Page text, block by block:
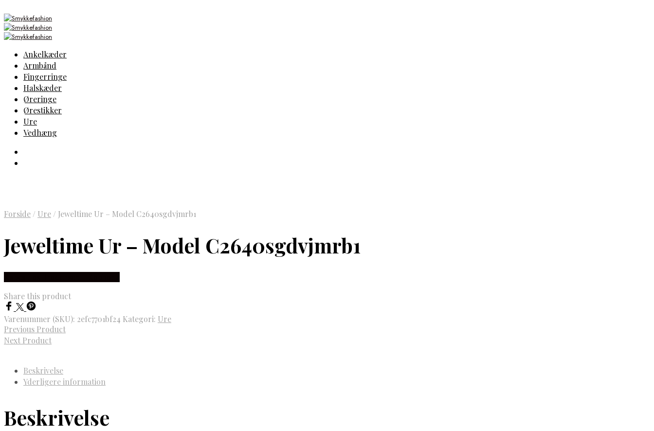
Ankelkæder
Armbånd
Fingerringe
Halskæder
Øreringe
Ørestikker
Ure
Vedhæng
Forside / Ure / Jeweltime Ur – Model C2640sgdvjmrb1
Jeweltime Ur – Model C2640sgdvjmrb1
Share this product
Varenummer (SKU): 2efc7701bf24 Kategori: Ure
Previous Product
Next Product
Beskrivelse
Yderligere information
Beskrivelse